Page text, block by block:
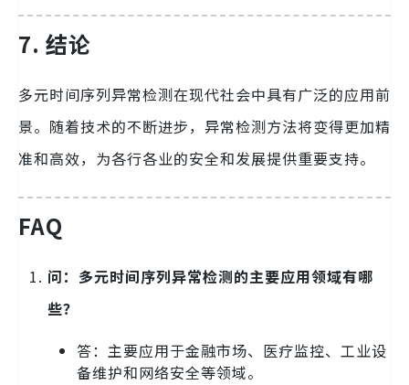
7. 结论
多元时间序列异常检测在现代社会中具有广泛的应用前
景。随着技术的不断进步，异常检测方法将变得更加精
准和高效，为各行各业的安全和发展提供重要支持。
FAQ
问：多元时间序列异常检测的主要应用领域有哪
些？
答：主要应用于金融市场、医疗监控、工业设
备维护和网络安全等领域。